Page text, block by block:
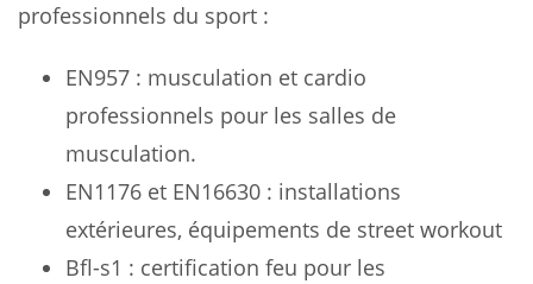
professionnels du sport :
EN957 : musculation et cardio
professionnels pour les salles de
musculation.
EN1176 et EN16630 : installations
extérieures, équipements de street workout
Bfl-s1 : certification feu pour les